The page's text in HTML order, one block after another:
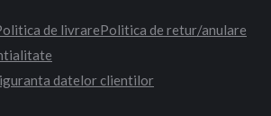
de livrarePolitica de retur/anulare
datelor clientilor